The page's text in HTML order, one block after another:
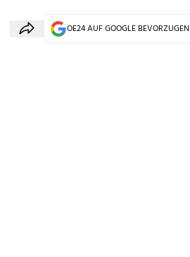
OE24 AUF GOOGLE BEVORZUGEN